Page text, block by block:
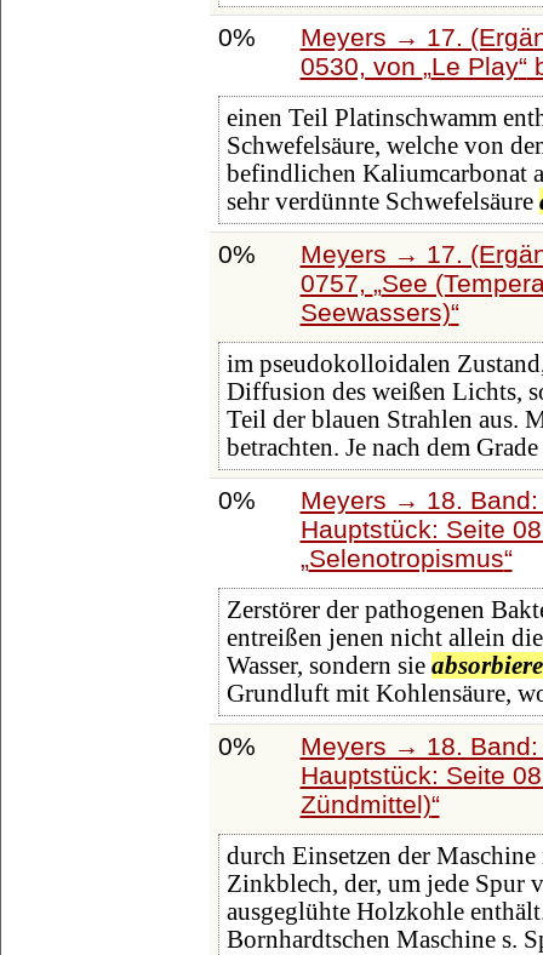
0%
Meyers → 17.
0530, von Le Play
einen Teil Platinschwamm
Schwefelsäure, welche von
befindlichen Kaliumcarbonat
sehr verdünnte Schwefelsäure
0%
Meyers → 17.
0757,
See
Seewassers)
im pseudokolloidalen
Diffusion des weißen Lichts,
Teil der blauen Strahlen aus.
betrachten. Je nach dem Grade
0%
Meyers → 18.
Hauptstück: Seite
Selenotropismus
Zerstörer der pathogenen
entreißen jenen nicht allein
Wasser, sondern sie
Grundluft mit Kohlensäure,
0%
Meyers → 18.
Hauptstück: Seite
Zündmittel)
durch Einsetzen der
Zinkblech, der, um jede Spur
ausgeglühte Holzkohle
Bornhardtschen Maschine s.